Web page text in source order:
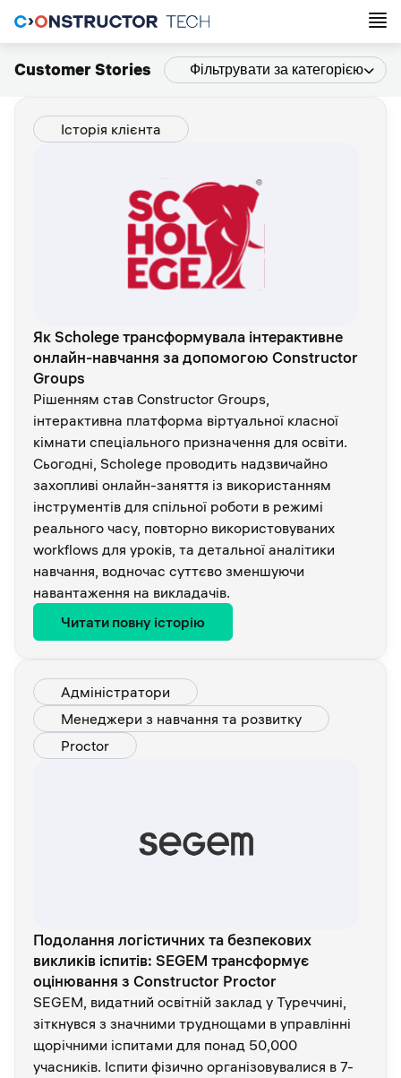
Customer Stories Фільтрувати за категорією
Історія клієнта
Як Scholege трансформувала інтерактивне
онлайн-навчання за допомогою Constructor
Groups
Рішенням став Constructor Groups,
інтерактивна платформа віртуальної класної
кімнати спеціального призначення для освіти.
Сьогодні, Scholege проводить надзвичайно
захопливі онлайн-заняття із використанням
інструментів для спільної роботи в режимі
реального часу, повторно використовуваних
workflows для уроків, та детальної аналітики
навчання, водночас суттєво зменшуючи
навантаження на викладачів.
Читати повну історію
Адміністратори
Менеджери з навчання та розвитку
Proctor
Подолання логістичних та безпекових
викликів іспитів: SEGEM трансформує
оцінювання з Constructor Proctor
SEGEM, видатний освітній заклад у Туреччині,
зіткнувся з значними труднощами в управлінні
щорічними іспитами для понад 50,000
учасників. Іспити фізично організовувалися в 7-